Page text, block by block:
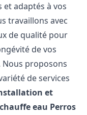
adaptés à vos
travaillons avec
de qualité pour
de vos
proposons
de services
et
eau Perros